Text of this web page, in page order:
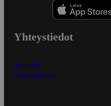
Yhteystiedot
Myymälät
Asiakaspalvelu